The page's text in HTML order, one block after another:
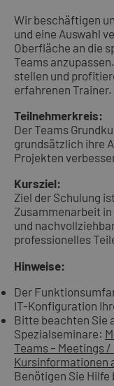
Wir beschäftigen
und eine Auswahl
Oberfläche an die
Teams
stellen und
erfahrenen Trainer.
Teilnehmerkreis:
Der Teams
grundsätzlich ihre
Projekten
Kursziel:
Ziel der Schulung
Zusammenarbeit
und
professionelles
Hinweise:
Der
IT-Konfiguration
Bitte beachten Sie
Spezialseminare:
Teams – Meetings
Kursinformationen
Benötigen Sie Hilfe